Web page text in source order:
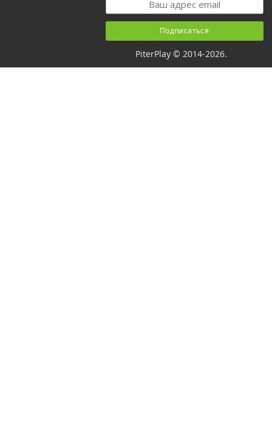
PiterPlay © 2014-2026.